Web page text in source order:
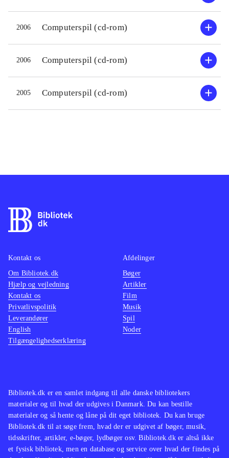
femte spil skal man stave til ord på
spillene er ramt lige i øjet med
hensyn til sværhedsgrad,
underholdning og indlæringsværdi.
Det femte spil er dog en anelse for
samt muligheder for at indstille fx
hvor lang tid barnet må spille i træk.
moderne skærmes muligheder. Alt i
alt et vellykket spil, som helt afgjort
har en indlærende effekt på børn, og
vel at mærke på en underholdende
måde. Fra 5-8 år. Ingen PEGI-
2006 Computerspil (cd-rom)
2006 Computerspil (cd-rom)
2005 Computerspil (cd-rom)
Bibliotek.dk er en samlet indgang til alle danske bibliotekers
materialer og til hvad der udgives i Danmark. Du kan bestille
materialer og så hente og låne på dit eget bibliotek. Du kan bruge
Bibliotek.dk til at søge frem, hvad der er udgivet af bøger, musik,
tidsskrifter, artikler, e-bøger, lydbøger osv. Bibliotek.dk er altså ikke
et fysisk bibliotek, men en database og service over hvad der findes på
Kontakt os
Om Bibliotek.dk
Hjælp og vejledning
Kontakt os
Privatlivspolitik
Leverandører
English
Tilgængelighedserklæring
Afdelinger
Bøger
Artikler
Film
Musik
Spil
Noder